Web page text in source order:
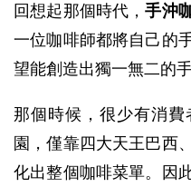
回想起那個時代，手沖
一位咖啡師都將自己的
望能創造出獨一無二的
那個時候，很少有消
園，僅靠四大天王巴西
化出整個咖啡菜單。因